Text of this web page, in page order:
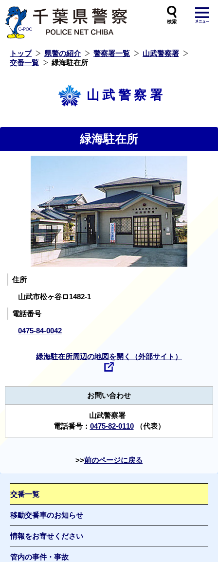
トップ 県警の紹介 警察署一覧
山武警察署
交番一覧
緑海駐在所
山武警察署
緑海駐在所
住所
山武市松ヶ谷ロ1482-1
電話番号
0475-84-0042
緑海駐在所周辺の地図を開く（外部サイト）
お問い合わせ
山武警察署
電話番号： 0475-82-0110（代表）
前のページに戻る
交番一覧
移動交番車のお知らせ
情報をお寄せください
管内の事件・事故